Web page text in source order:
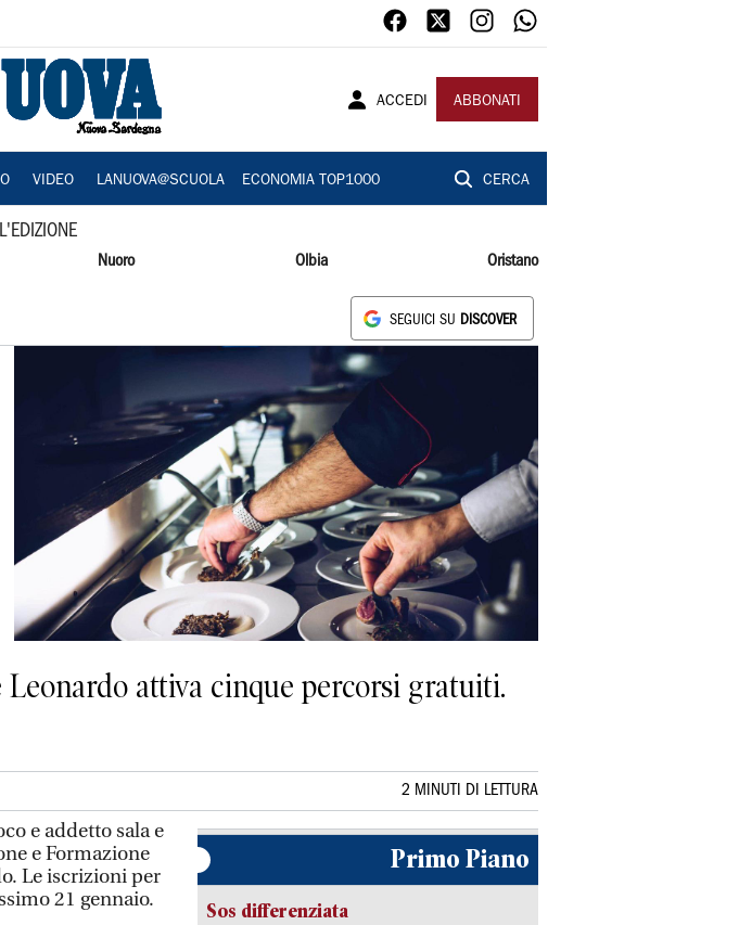
ACCEDI ABBONATI
VIDEO LANUOVA@SCUOLA ECONOMIA TOP1000 CERCA
Nuoro Olbia Oristano
SEGUICI SU DISCOVER
attiva cinque percorsi gratuiti.
2 MINUTI DI LETTURA
e addetto sala e
e Formazione
Le iscrizioni per
21 gennaio.
Primo Piano
Sos differenziata